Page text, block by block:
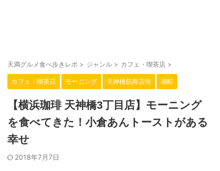
天満グルメ食べ歩きレポ > ジャンル > カフェ・喫茶店 >
カフェ・喫茶店 モーニング 天神橋筋商店街 扇町
【横浜珈琲 天神橋3丁目店】モーニング
を食べてきた！小倉あんトーストがある
幸せ
2018年7月7日